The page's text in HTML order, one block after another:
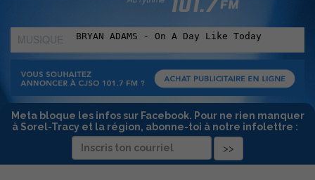
MUSIQUE
:
Meta bloque les infos sur Facebook. Pour ne rien manquer
à Sorel-Tracy et la région, abonne-toi à notre infolettre :